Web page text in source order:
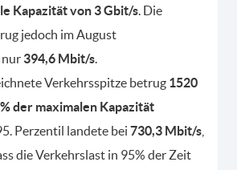
Kapazität von 3 Gbit/s. Die
jedoch im August
394,6 Mbit/s.
Verkehrsspitze betrug 1520
der maximalen Kapazität
Perzentil landete bei 730,3 Mbit/s
die Verkehrslast in 95% der Zeit